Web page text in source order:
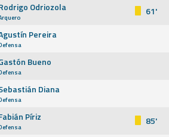
Odriozola
61'
Pereira
Bueno
Diana
Píriz
85'